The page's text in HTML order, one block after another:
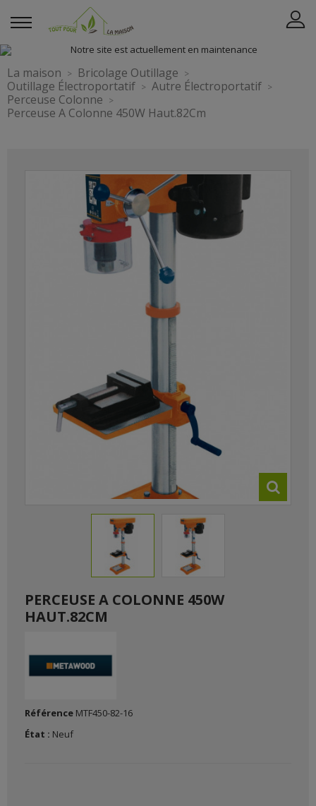
La maison
Bricolage Outillage
Outillage Électroportatif
Autre Électroportatif
Perceuse Colonne
Perceuse A Colonne 450W Haut.82Cm
PERCEUSE A COLONNE 450W
HAUT.82CM
Référence MTF450-82-16
État : Neuf